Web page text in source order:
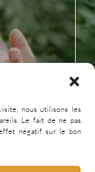
nous utilisons les
Le fait de ne pas
négatif sur le bon